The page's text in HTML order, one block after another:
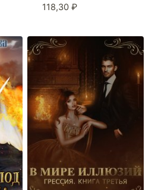
118,30 ₽